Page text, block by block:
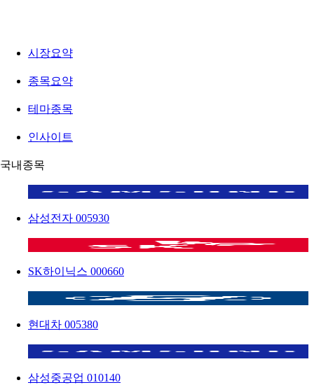
시장요약
종목요약
테마종목
인사이트
국내종목
삼성전자 005930
SK하이닉스 000660
현대차 005380
삼성중공업 010140